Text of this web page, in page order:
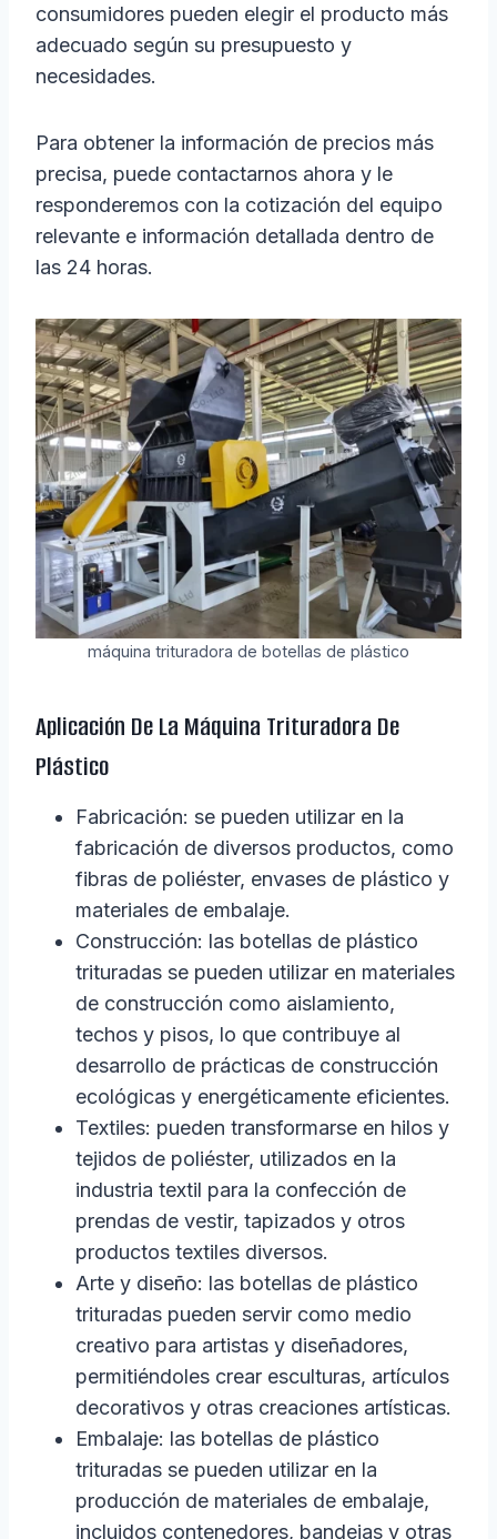
consumidores pueden elegir el producto más
adecuado según su presupuesto y
necesidades.
Para obtener la información de precios más
precisa, puede contactarnos ahora y le
responderemos con la cotización del equipo
relevante e información detallada dentro de
las 24 horas.
máquina trituradora de botellas de plástico
Aplicación De La Máquina Trituradora De
Plástico
Fabricación: se pueden utilizar en la
fabricación de diversos productos, como
fibras de poliéster, envases de plástico y
materiales de embalaje.
Construcción: las botellas de plástico
trituradas se pueden utilizar en materiales
de construcción como aislamiento,
techos y pisos, lo que contribuye al
desarrollo de prácticas de construcción
ecológicas y energéticamente eficientes.
Textiles: pueden transformarse en hilos y
tejidos de poliéster, utilizados en la
industria textil para la confección de
prendas de vestir, tapizados y otros
productos textiles diversos.
Arte y diseño: las botellas de plástico
trituradas pueden servir como medio
creativo para artistas y diseñadores,
permitiéndoles crear esculturas, artículos
decorativos y otras creaciones artísticas.
Embalaje: las botellas de plástico
trituradas se pueden utilizar en la
producción de materiales de embalaje,
incluidos contenedores, bandejas y otras